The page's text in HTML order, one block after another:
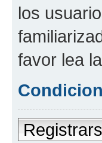
los
favor lea